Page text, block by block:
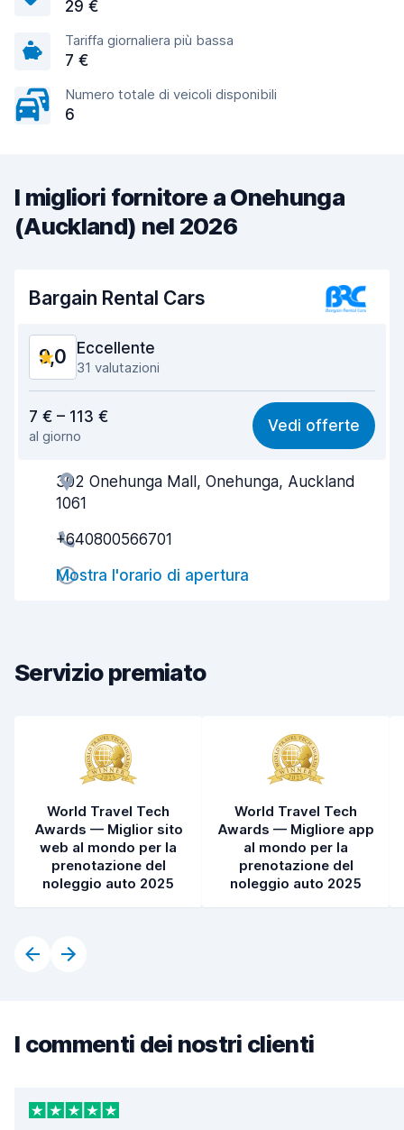
29 €
Tariffa giornaliera più bassa
7 €
Numero totale di veicoli disponibili
6
I migliori fornitore a Onehunga
(Auckland) nel 2026
Bargain Rental Cars
9,0 Eccellente
31 valutazioni
8,8
Facile da trovare 9,3
Gentilezza degli agenti
7 € – 113 €
al giorno
Vedi offerte
302 Onehunga Mall, Onehunga, Auckland
1061
+640800566701
Mostra l'orario di apertura
Servizio premiato
World Travel Tech
Awards — Miglior sito
web al mondo per la
prenotazione del
noleggio auto 2025
World Travel Tech
Awards — Migliore app
al mondo per la
prenotazione del
noleggio auto 2025
I commenti dei nostri clienti